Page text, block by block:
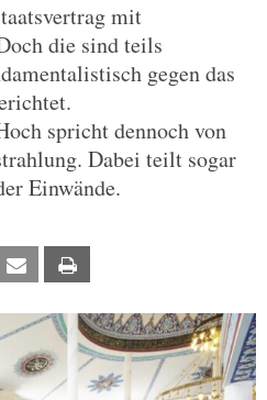
mit
die sind teils
gegen das
spricht dennoch von
Dabei teilt sogar
Einwände.
Email